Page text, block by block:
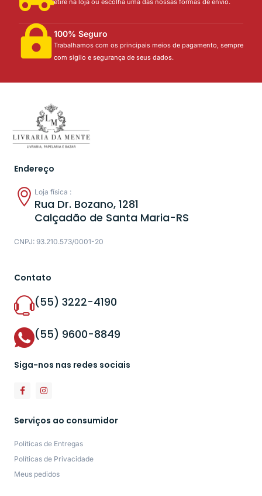
Retire na loja ou escolha uma das nossas formas de envio.
100% Seguro
Trabalhamos com os principais meios de pagamento, sempre
com sigilo e segurança de seus dados.
Endereço
Loja física :
Rua Dr. Bozano, 1281
Calçadão de Santa Maria-RS
CNPJ: 93.210.573/0001-20
Contato
(55) 3222-4190
(55) 9600-8849
Siga-nos nas redes sociais
Serviços ao consumidor
Políticas de Entregas
Políticas de Privacidade
Meus pedidos